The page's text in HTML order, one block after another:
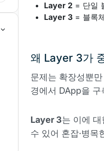
Layer 2 = 단일
Layer 3 = 블록
왜 Layer 3가
문제는 확장성뿐
경에서 DApp을
Layer 3는 이에
수 있어 혼잡·병목